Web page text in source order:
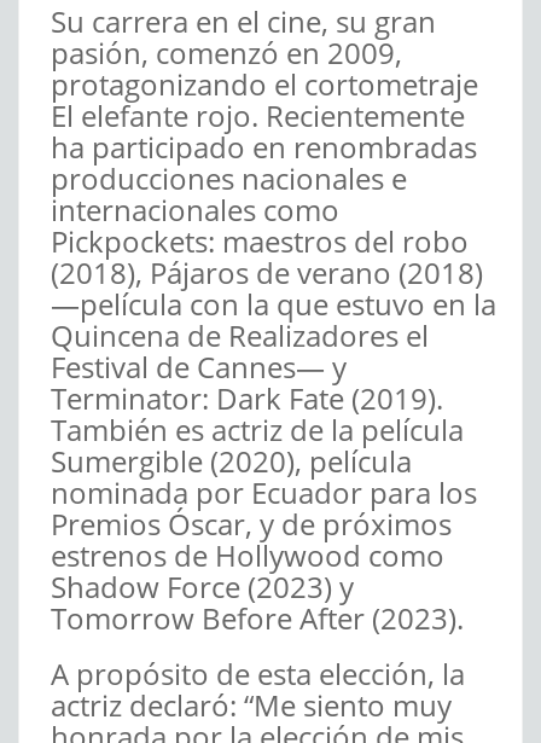
Su carrera en el cine, su gran
pasión, comenzó en 2009,
protagonizando el cortometraje
El elefante rojo. Recientemente
ha participado en renombradas
producciones nacionales e
internacionales como
Pickpockets: maestros del robo
(2018), Pájaros de verano (2018)
—película con la que estuvo en la
Quincena de Realizadores el
Festival de Cannes— y
Terminator: Dark Fate (2019).
También es actriz de la película
Sumergible (2020), película
nominada por Ecuador para los
Premios Óscar, y de próximos
estrenos de Hollywood como
Shadow Force (2023) y
Tomorrow Before After (2023).
A propósito de esta elección, la
actriz declaró: “Me siento muy